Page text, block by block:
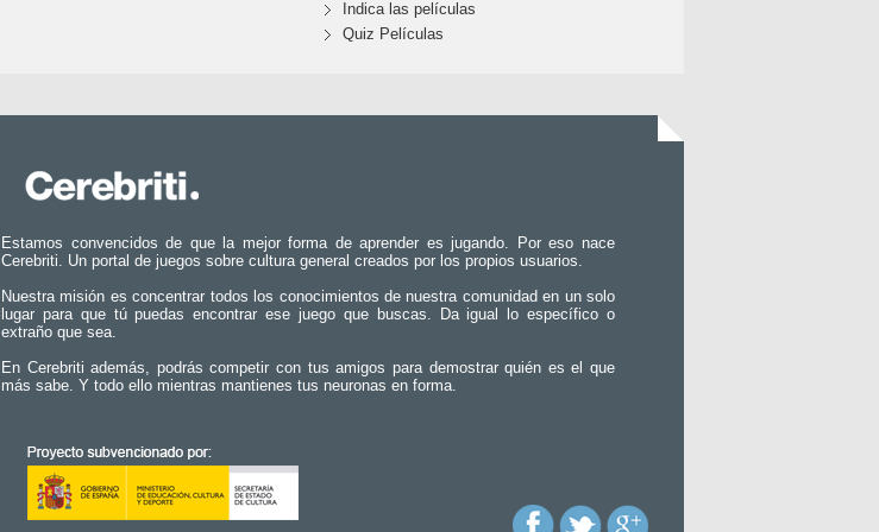
Indica las películas
Quiz Películas
Estamos convencidos de que la mejor forma de aprender es jugando. Por eso nace
Cerebriti. Un portal de juegos sobre cultura general creados por los propios usuarios.
Nuestra misión es concentrar todos los conocimientos de nuestra comunidad en un solo
lugar para que tú puedas encontrar ese juego que buscas. Da igual lo específico o
extraño que sea.
En Cerebriti además, podrás competir con tus amigos para demostrar quién es el que
más sabe. Y todo ello mientras mantienes tus neuronas en forma.